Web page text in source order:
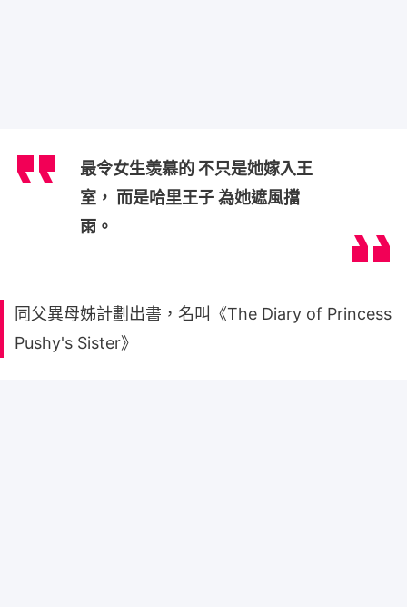
最令女生羡慕的 不只是她嫁入王
室， 而是哈里王子 為她遮風擋
雨。
同父異母姊計劃出書，名叫《The Diary of Princess
Pushy's Sister》